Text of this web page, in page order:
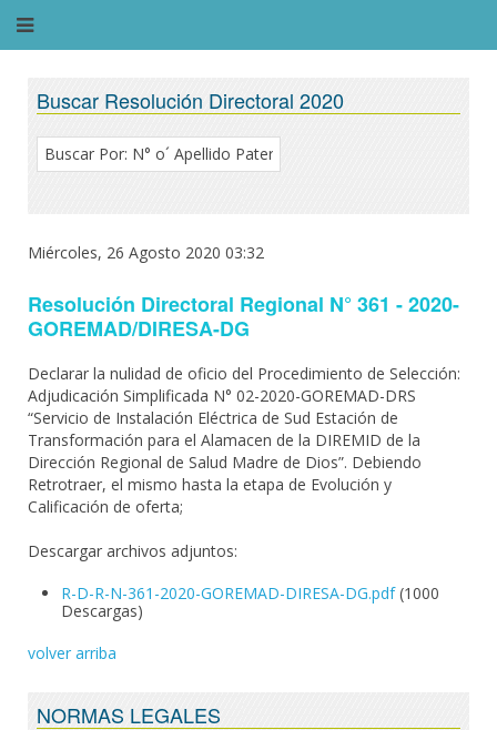
Buscar Resolución Directoral 2020
Miércoles, 26 Agosto 2020 03:32
Resolución Directoral Regional N° 361 - 2020-
GOREMAD/DIRESA-DG
Declarar la nulidad de oficio del Procedimiento de Selección:
Adjudicación Simplificada N° 02-2020-GOREMAD-DRS
“Servicio de Instalación Eléctrica de Sud Estación de
Transformación para el Alamacen de la DIREMID de la
Dirección Regional de Salud Madre de Dios”. Debiendo
Retrotraer, el mismo hasta la etapa de Evolución y
Calificación de oferta;
Descargar archivos adjuntos:
R-D-R-N-361-2020-GOREMAD-DIRESA-DG.pdf (1000
Descargas)
volver arriba
NORMAS LEGALES